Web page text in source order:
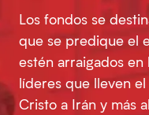
Los fondos se
que se predique el
estén arraigados
líderes que lleven
Cristo a Irán y más